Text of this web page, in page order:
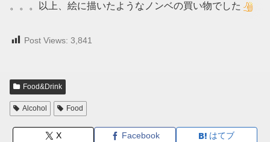
。。。以上、絵に描いたようなノンベの買い物でした
Post Views: 3,841
Food&Drink
Alcohol Food
X Facebook
はてブ